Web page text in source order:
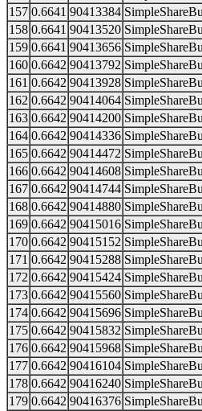
157 0.6641 90413384
158 0.6641 90413520
159 0.6641 90413656
160 0.6642 90413792
161 0.6642 90413928
162 0.6642 90414064
163 0.6642 90414200
164 0.6642 90414336
165 0.6642 90414472
166 0.6642 90414608
167 0.6642 90414744
168 0.6642 90414880
169 0.6642 90415016
170 0.6642 90415152
171 0.6642 90415288
172 0.6642 90415424
173 0.6642 90415560
174 0.6642 90415696
175 0.6642 90415832
176 0.6642 90415968
177 0.6642 90416104
178 0.6642 90416240
179 0.6642 90416376